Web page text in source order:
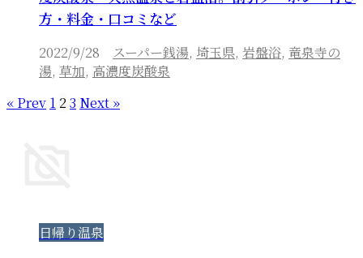
方・料金・口コミなど
2022/9/28 スーパー銭湯, 埼玉県, 岩盤浴, 竜泉寺の
湯, 草加, 高濃度炭酸泉
« Prev 1 23 Next »
日帰り温泉